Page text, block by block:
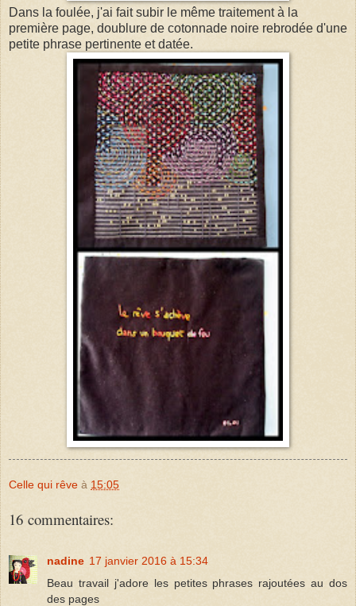
Dans la foulée, j'ai fait subir le même traitement à la
première page, doublure de cotonnade noire rebrodée d'une
petite phrase pertinente et datée.
Celle qui rêve à 15:05
16 commentaires:
nadine 17 janvier 2016 à 15:34
Beau travail j'adore les petites phrases rajoutées au dos
des pages